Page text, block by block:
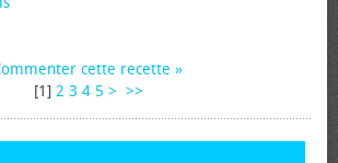
cette recette
[1] 2 3 4 5 > >>